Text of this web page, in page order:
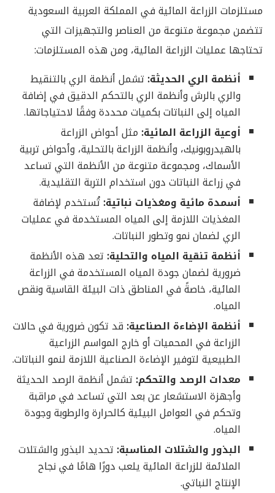
مستلزمات الزراعة المائية في المملكة العربية السعودية
تتضمن مجموعة متنوعة من العناصر والتجهيزات التي
تحتاجها عمليات الزراعة المائية، ومن هذه المستلزمات:
أنظمة الري الحديثة: تشمل أنظمة الري بالتنقيط
والري بالرش وأنظمة الري بالتحكم الدقيق في إضافة
المياه إلى النباتات بكميات محددة وفقًا لاحتياجاتها.
أوعية الزراعة المائية: مثل أحواض الزراعة
بالهيدروبونيك، وأنظمة الزراعة بالتحلية، وأحواض تربية
الأسماك، ومجموعة متنوعة من الأنظمة التي تساعد
في زراعة النباتات دون استخدام التربة التقليدية.
أسمدة مائية ومغذيات نباتية:تُستخدم لإضافة
المغذيات اللازمة إلى المياه المستخدمة في عمليات
الري لضمان نمو وتطور النباتات.
أنظمة تنقية المياه والتحلية: تعد هذه الأنظمة
ضرورية لضمان جودة المياه المستخدمة في الزراعة
المائية، خاصةً في المناطق ذات البيئة القاسية ونقص
المياه.
أنظمة الإضاءة الصناعية: قد تكون ضرورية في حالات
الزراعة في المحميات أو خارج المواسم الزراعية
الطبيعية لتوفير الإضاءة الصناعية اللازمة لنمو النباتات.
معدات الرصد والتحكم: تشمل أنظمة الرصد الحديثة
وأجهزة الاستشعار عن بعد التي تساعد في مراقبة
وتحكم في العوامل البيئية كالحرارة والرطوبة وجودة
المياه.
البذور والشتلات المناسبة: تحديد البذور والشتلات
الملائمة للزراعة المائية يلعب دورًا هامًا في نجاح
الإنتاج النباتي.